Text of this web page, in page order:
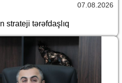
07.08.2026
strateji tərəfdaşlıq